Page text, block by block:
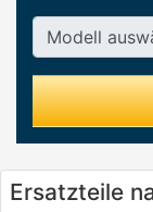
Modell
Ersatzteile